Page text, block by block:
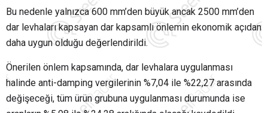
Bu nedenle yalnızca 600 mm’den büyük ancak 2500 mm’den
dar levhaları kapsayan dar kapsamlı önlemin ekonomik açıdan
daha uygun olduğu değerlendirildi.
Önerilen önlem kapsamında, dar levhalara uygulanması
halinde anti-damping vergilerinin %7,04 ile %22,27 arasında
değişeceği, tüm ürün grubuna uygulanması durumunda ise